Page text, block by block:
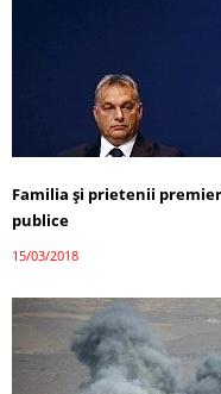
Familia și prietenii
publice
15/03/2018